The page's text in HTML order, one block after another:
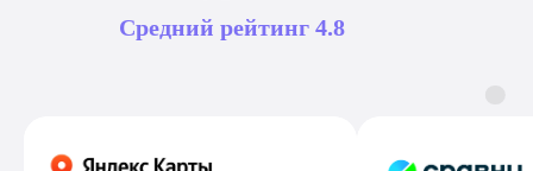
Средний рейтинг 4.8